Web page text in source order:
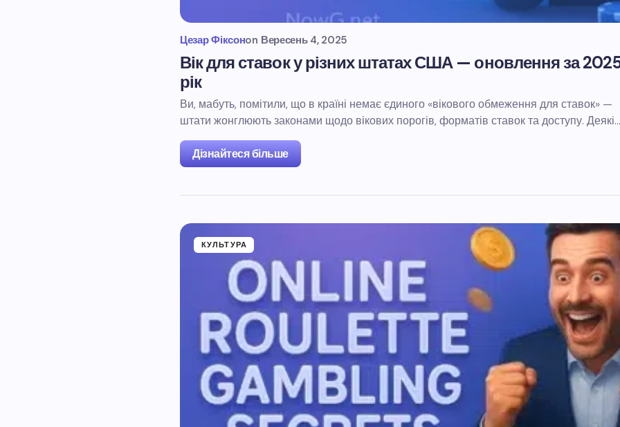
Цезар Фіксонon Вересень 4, 2025
Вік для ставок у різних штатах США — оновлення за
рік
Ви, мабуть, помітили, що в країні немає єдиного «вікового обмеження для ставок» —
штати жонглюють законами щодо вікових порогів, форматів ставок та доступу. Деякі…
Дізнайтеся більше
КУЛЬТУРА